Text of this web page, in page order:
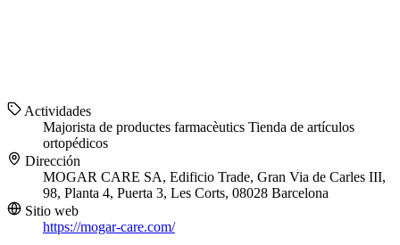
Actividades
Majorista de productes farmacèutics Tienda de artículos
ortopédicos
Dirección
MOGAR CARE SA, Edificio Trade, Gran Via de Carles III,
98, Planta 4, Puerta 3, Les Corts, 08028 Barcelona
Sitio web
https://mogar-care.com/